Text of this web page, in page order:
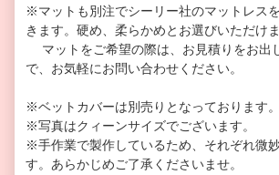
※マットも別注でシーリー社のマットレス
きます。硬め、柔らかめとお選びいただけま
マットをご希望の際は、お見積りをお出
で、お気軽にお問い合わせください。
※ベットカバーは別売りとなっております。
※写真はクィーンサイズでございます。
※手作業で製作しているため、それぞれ微
す。あらかじめご了承くださいませ。